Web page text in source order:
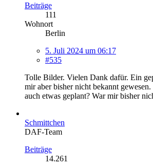
Beiträge
111
Wohnort
Berlin
5. Juli 2024 um 06:17
#535
Tolle Bilder. Vielen Dank dafür. Ein
mir aber bisher nicht bekannt
auch etwas geplant? War mir bisher
Schmittchen
DAF-Team
Beiträge
14.261